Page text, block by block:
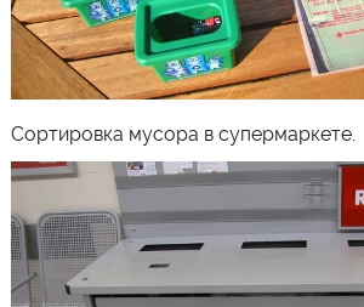
Сортировка мусора в супермаркете.